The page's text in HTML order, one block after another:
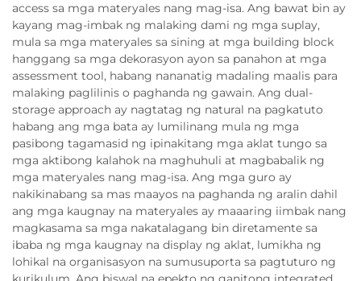
access sa mga materyales nang mag-isa. Ang bawat bin ay
kayang mag-imbak ng malaking dami ng mga suplay,
mula sa mga materyales sa sining at mga building block
hanggang sa mga dekorasyon ayon sa panahon at mga
assessment tool, habang nananatig madaling maalis para
malaking paglilinis o paghanda ng gawain. Ang dual-
storage approach ay nagtatag ng natural na pagkatuto
habang ang mga bata ay lumilinang mula ng mga
pasibong tagamasid ng ipinakitang mga aklat tungo sa
mga aktibong kalahok na maghuhuli at magbabalik ng
mga materyales nang mag-isa. Ang mga guro ay
nakikinabang sa mas maayos na paghanda ng aralin dahil
ang mga kaugnay na materyales ay maaaring iimbak nang
magkasama sa mga nakatalagang bin diretamente sa
ibaba ng mga kaugnay na display ng aklat, lumikha ng
lohikal na organisasyon na sumusuporta sa pagtuturo ng